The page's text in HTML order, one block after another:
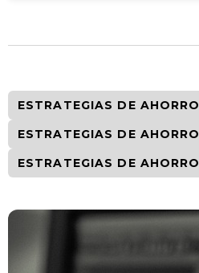
ESTRATEGIAS DE AHORRO
ESTRATEGIAS DE AHORRO
ESTRATEGIAS DE AHORRO